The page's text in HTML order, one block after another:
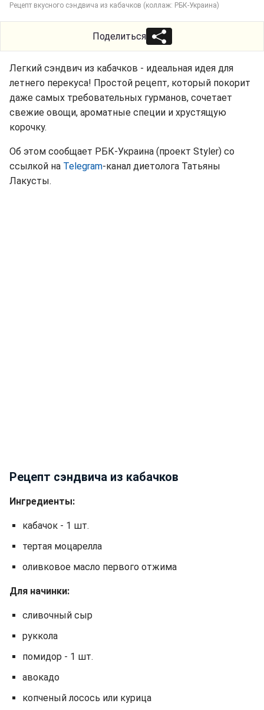
Рецепт вкусного сэндвича из кабачков (коллаж: РБК-Украина)
Поделиться
Легкий сэндвич из кабачков - идеальная идея для
летнего перекуса! Простой рецепт, который покорит
даже самых требовательных гурманов, сочетает
свежие овощи, ароматные специи и хрустящую
корочку.
Об этом сообщает РБК-Украина (проект Styler) со
ссылкой на Telegram-канал диетолога Татьяны
Лакусты.
Рецепт сэндвича из кабачков
Ингредиенты:
кабачок - 1 шт.
тертая моцарелла
оливковое масло первого отжима
Для начинки:
сливочный сыр
руккола
помидор - 1 шт.
авокадо
копченый лосось или курица